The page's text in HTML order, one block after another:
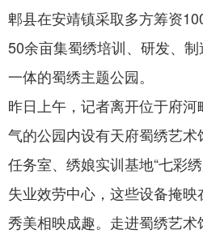
郫县在安靖镇采取多方筹资
50余亩集蜀绣培训、研发、
一体的蜀绣主题公园。
昨日上午，记者离开位于府
气的公园内设有天府蜀绣艺
任务室、绣娘实训基地“七彩
失业效劳中心，这些设备掩
秀美相映成趣。走进蜀绣艺